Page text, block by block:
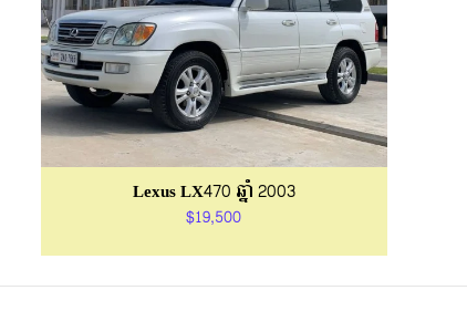
Lexus LX470 ឆ្នាំ 2003
$19,500